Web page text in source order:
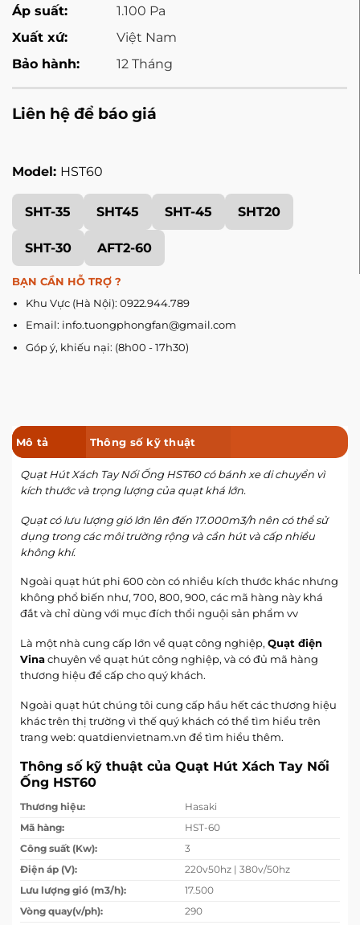
Áp suất:
1.100 Pa
Xuất xứ:
Việt Nam
Bảo hành:
12 Tháng
Liên hệ để báo giá
Model: HST60
SHT-35 SHT45 SHT-45 SHT20
SHT-30 AFT2-60
BẠN CẦN HỖ TRỢ ?
Khu Vực (Hà Nội): 0922.944.789
Email: info.tuongphongfan@gmail.com
Góp ý, khiếu nại: (8h00 - 17h30)
Mô tả Thông số kỹ thuật
Quạt Hút Xách Tay Nối Ống HST60 có bánh xe di chuyển vì
kích thước và trọng lượng của quạt khá lớn.
Quạt có lưu lượng gió lớn lên đến 17.000m3/h nên có thể sử
dụng trong các môi trường rộng và cần hút và cấp nhiều
không khí.
Ngoài quạt hút phi 600 còn có nhiều kích thước khác nhưng
không phổ biến như, 700, 800, 900, các mã hàng này khá
đắt và chỉ dùng với mục đích thổi nguội sản phẩm vv
Là một nhà cung cấp lớn về quạt công nghiệp, Quạt điện
Vinachuyên về quạt hút công nghiệp, và có đủ mã hàng
thương hiệu để cấp cho quý khách.
Ngoài quạt hút chúng tôi cung cấp hầu hết các thương hiệu
khác trên thị trường vì thế quý khách có thể tìm hiểu trên
trang web: quatdienvietnam.vn để tìm hiểu thêm.
Thông số kỹ thuật của Quạt Hút Xách Tay Nối
Ống HST60
Thương hiệu:
Hasaki
Mã hàng:
HST-60
Công suất (Kw):
3
Điện áp (V):
220v50hz | 380v/50hz
Lưu lượng gió (m3/h):
17.500
Vòng quay(v/ph):
290